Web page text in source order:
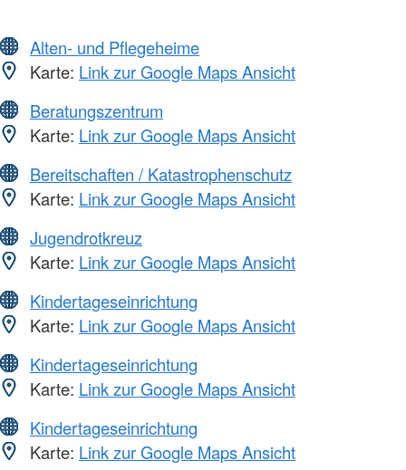
Alten- und Pflegeheime
Karte: Link zur Google Maps Ansicht
Beratungszentrum
Karte: Link zur Google Maps Ansicht
Bereitschaften / Katastrophenschutz
Karte: Link zur Google Maps Ansicht
Jugendrotkreuz
Karte: Link zur Google Maps Ansicht
Kindertageseinrichtung
Karte: Link zur Google Maps Ansicht
Kindertageseinrichtung
Karte: Link zur Google Maps Ansicht
Kindertageseinrichtung
Karte: Link zur Google Maps Ansicht